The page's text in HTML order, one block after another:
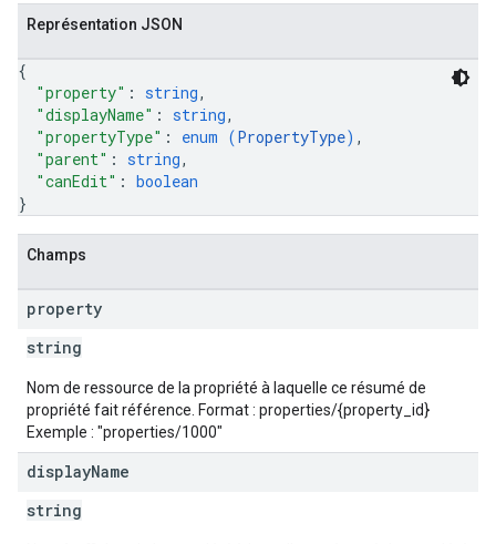
Représentation JSON
{
"property" : string,
"displayName" : string,
"propertyType" : enum (PropertyType) ,
"parent" : string,
"canEdit" : boolean
}
Champs
property
string
Nom de ressource de la propriété à laquelle ce résumé de
propriété fait référence. Format : properties/{property_id}
Exemple : "properties/1000"
displayName
string